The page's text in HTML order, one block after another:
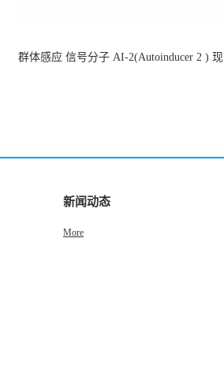
群体感应 信号分子 AI-2(Autoinducer 2 ) 现
新闻动态
More